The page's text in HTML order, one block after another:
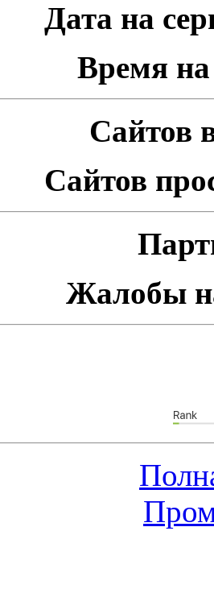
Дата на
Время на
Сайтов
Сайтов
Жалобы